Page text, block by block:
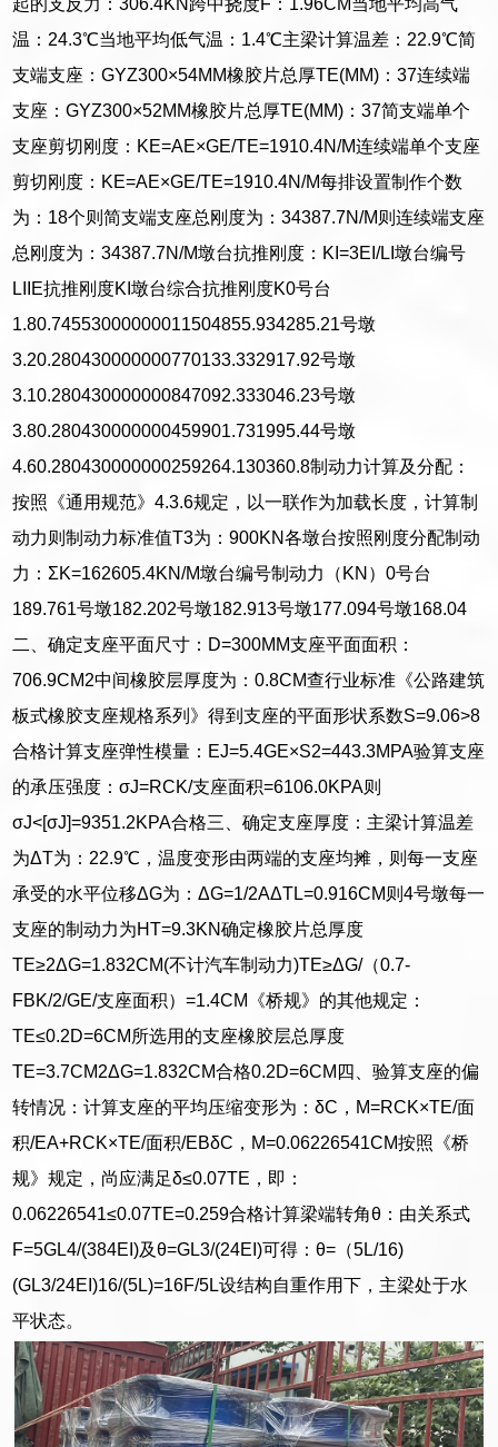
温：24.3℃当地平均低气温：1.4℃主梁计算温差：22.9℃简
支端支座：GYZ300×54MM橡胶片总厚TE(MM)：37连续端
支座：GYZ300×52MM橡胶片总厚TE(MM)：37简支端单个
支座剪切刚度：KE=AE×GE/TE=1910.4N/M连续端单个支座
剪切刚度：KE=AE×GE/TE=1910.4N/M每排设置制作个数
为：18个则简支端支座总刚度为：34387.7N/M则连续端支座
总刚度为：34387.7N/M墩台抗推刚度：KI=3EI/LI墩台编号
LIIE抗推刚度KI墩台综合抗推刚度K0号台
1.80.74553000000011504855.934285.21号墩
3.20.280430000000770133.332917.92号墩
3.10.280430000000847092.333046.23号墩
3.80.280430000000459901.731995.44号墩
4.60.280430000000259264.130360.8制动力计算及分配：
按照《通用规范》4.3.6规定，以一联作为加载长度，计算制
动力则制动力标准值T3为：900KN各墩台按照刚度分配制动
力：ΣK=162605.4KN/M墩台编号制动力（KN）0号台
189.761号墩182.202号墩182.913号墩177.094号墩168.04
二、确定支座平面尺寸：D=300MM支座平面面积：
706.9CM2中间橡胶层厚度为：0.8CM查行业标准《公路建筑
板式橡胶支座规格系列》得到支座的平面形状系数S=9.06>8
合格计算支座弹性模量：EJ=5.4GE×S2=443.3MPA验算支座
的承压强度：σJ=RCK/支座面积=6106.0KPA则
σJ<[σJ]=9351.2KPA合格三、确定支座厚度：主梁计算温差
为ΔT为：22.9℃，温度变形由两端的支座均摊，则每一支座
承受的水平位移ΔG为：ΔG=1/2AΔTL=0.916CM则4号墩每一
支座的制动力为HT=9.3KN确定橡胶片总厚度
TE≥2ΔG=1.832CM(不计汽车制动力)TE≥ΔG/（0.7-
FBK/2/GE/支座面积）=1.4CM《桥规》的其他规定：
TE≤0.2D=6CM所选用的支座橡胶层总厚度
TE=3.7CM2ΔG=1.832CM合格0.2D=6CM四、验算支座的偏
转情况：计算支座的平均压缩变形为：δC，M=RCK×TE/面
积/EA+RCK×TE/面积/EBδC，M=0.06226541CM按照《桥
规》规定，尚应满足δ≤0.07TE，即：
0.06226541≤0.07TE=0.259合格计算梁端转角θ：由关系式
F=5GL4/(384EI)及θ=GL3/(24EI)可得：θ=（5L/16)
(GL3/24EI)16/(5L)=16F/5L设结构自重作用下，主梁处于水
平状态。